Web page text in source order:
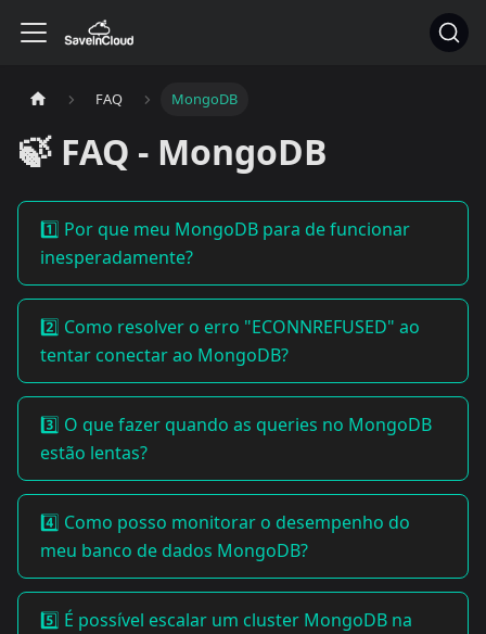
FAQ MongoDB
🍃 FAQ - MongoDB
1️⃣ Por que meu MongoDB para de funcionar
inesperadamente?
2️⃣ Como resolver o erro "ECONNREFUSED" ao
tentar conectar ao MongoDB?
3️⃣ O que fazer quando as queries no MongoDB
estão lentas?
4️⃣ Como posso monitorar o desempenho do
meu banco de dados MongoDB?
5️⃣ É possível escalar um cluster MongoDB na